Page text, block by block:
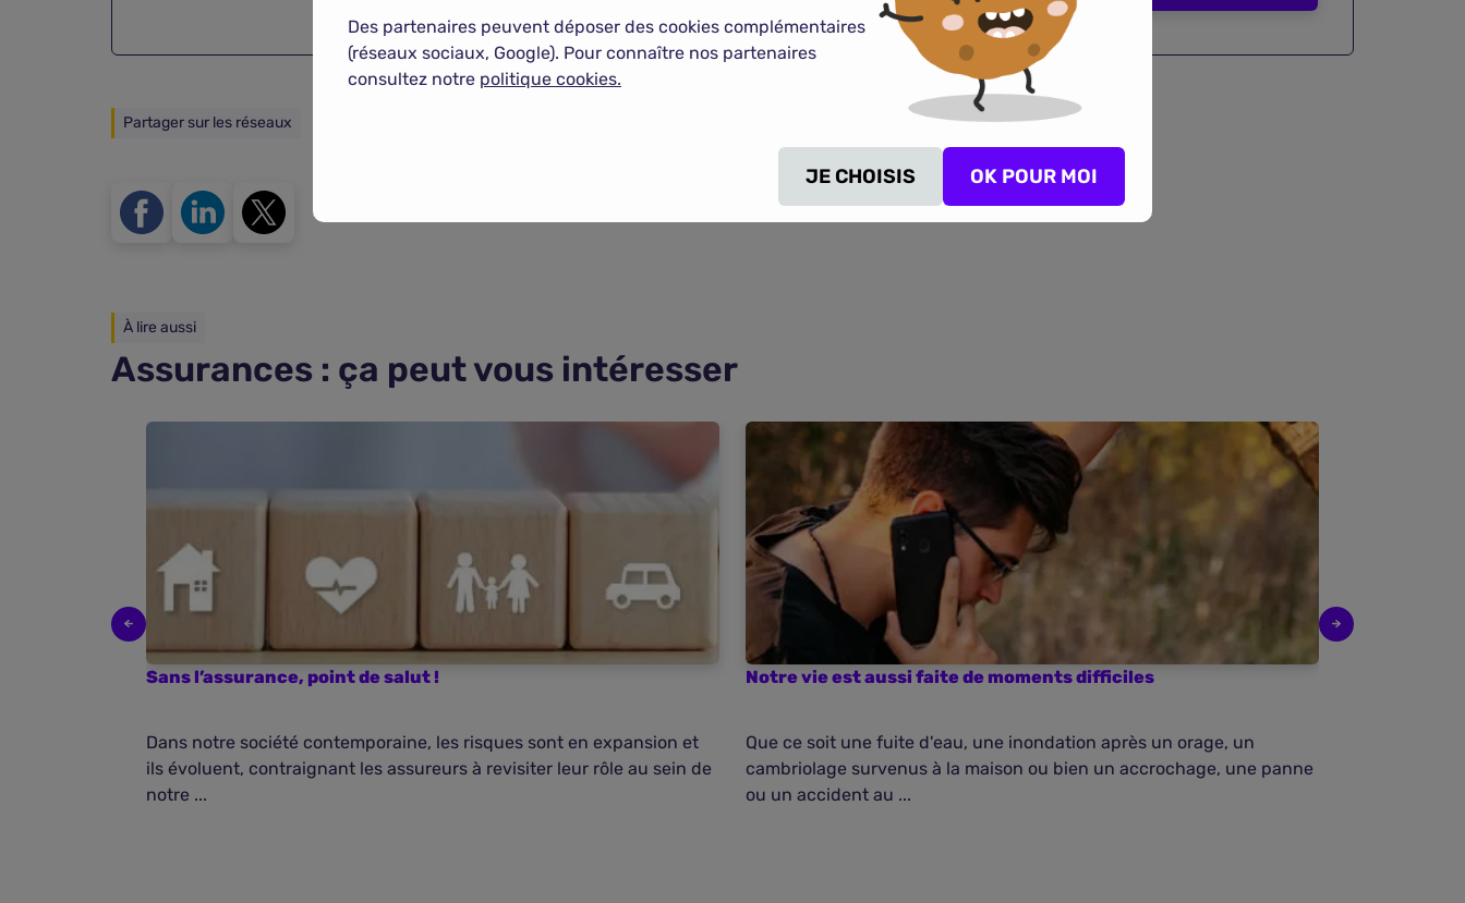
Partager sur les réseaux
À lire aussi
Assurances : ça peut vous intéresser
Sans l’assurance, point de salut !
Dans notre société contemporaine, les risques sont en expansion et
ils évoluent, contraignant les assureurs à revisiter leur rôle au sein de
notre ...
Notre vie est aussi faite de moments difficiles
Que ce soit une fuite d'eau, une inondation après un orage, un
cambriolage survenus à la maison ou bien un accrochage, une panne
ou un accident au ...
Des partenaires peuvent déposer des cookies complémentaires
(réseaux sociaux, Google). Pour connaître nos partenaires
consultez notre politique cookies.
JE CHOISIS OK POUR MOI